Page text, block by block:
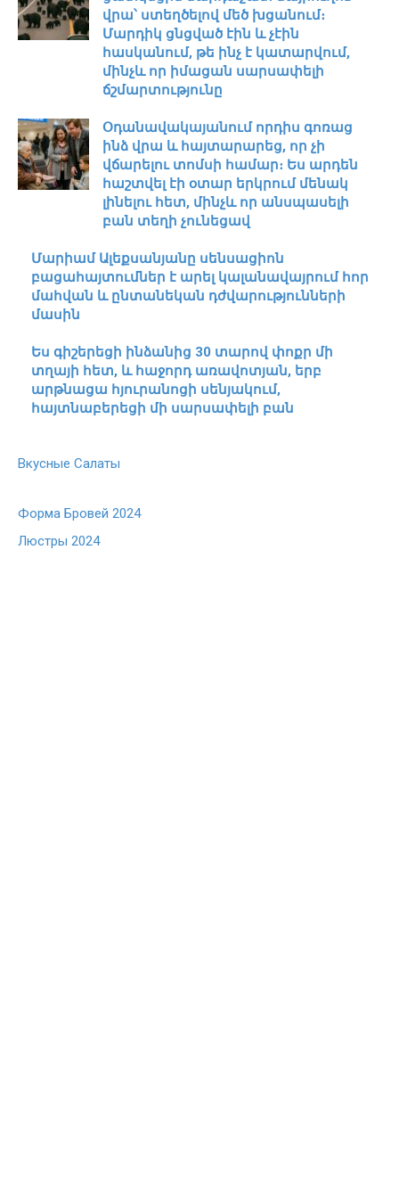
վրա՝ ստեղծելով մեծ խցանում։
Մարդիկ ցնցված էին և չէին
հասկանում, թե ինչ է կատարվում,
մինչև որ իմացան սարսափելի
ճշմարտությունը
Օդանավակայանում որդիս գոռաց
ինձ վրա և հայտարարեց, որ չի
վճարելու տոմսի համար։ Ես արդեն
հաշտվել էի օտար երկրում մենակ
լինելու հետ, մինչև որ անսպասելի
բան տեղի չունեցավ
Մարիամ Ալեքսանյանը սենսացիոն
բացահայտումներ է արել կալանավայրում հոր
մահվան և ընտանեկան դժվարությունների
մասին
Ես գիշերեցի ինձանից 30 տարով փոքր մի
տղայի հետ, և հաջորդ առավոտյան, երբ
արթնացա հյուրանոցի սենյակում,
հայտնաբերեցի մի սարսափելի բան
Вкусные Салаты
Форма Бровей 2024
Люстры 2024